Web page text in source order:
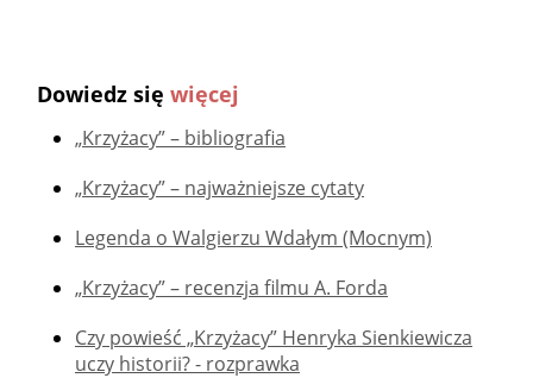
Dowiedz się więcej
„Krzyżacy” – bibliografia
„Krzyżacy” – najważniejsze cytaty
Legenda o Walgierzu Wdałym (Mocnym)
„Krzyżacy” – recenzja filmu A. Forda
Czy powieść „Krzyżacy” Henryka Sienkiewicza
uczy historii? - rozprawka